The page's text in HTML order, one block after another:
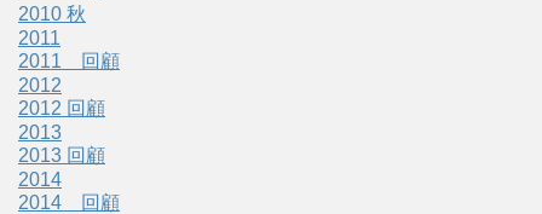
2010 秋
2011
2011 回顧
2012
2012 回顧
2013
2013 回顧
2014
2014 回顧